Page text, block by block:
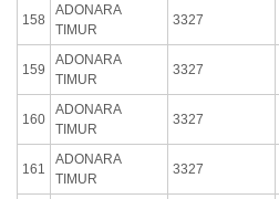
158
ADONARA
TIMUR
3327
159
ADONARA
TIMUR
3327
160
ADONARA
TIMUR
3327
161
ADONARA
TIMUR
3327